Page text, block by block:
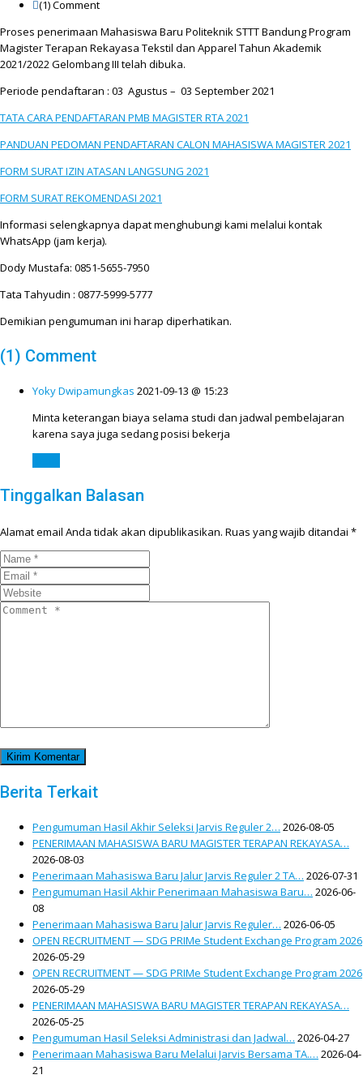
(1)Comment
Proses penerimaan Mahasiswa Baru Politeknik STTT Bandung Program
Magister Terapan Rekayasa Tekstil dan Apparel Tahun Akademik
2021/2022 Gelombang III telah dibuka.
Periode pendaftaran : 03 Agustus – 03 September 2021
TATA CARA PENDAFTARAN PMB MAGISTER RTA 2021
PANDUAN PEDOMAN PENDAFTARAN CALON MAHASISWA MAGISTER 2021
FORM SURAT IZIN ATASAN LANGSUNG 2021
FORM SURAT REKOMENDASI 2021
Informasi selengkapnya dapat menghubungi kami melalui kontak
WhatsApp (jam kerja).
Dody Mustafa: 0851-5655-7950
Tata Tahyudin : 0877-5999-5777
Demikian pengumuman ini harap diperhatikan.
(1) Comment
Yoky Dwipamungkas 2021-09-13 @ 15:23
Minta keterangan biaya selama studi dan jadwal pembelajaran
karena saya juga sedang posisi bekerja
Tinggalkan Balasan
Alamat email Anda tidak akan dipublikasikan. Ruas yang wajib ditandai *
Berita Terkait
Pengumuman Hasil Akhir Seleksi Jarvis Reguler 2… 2026-08-05
PENERIMAAN MAHASISWA BARU MAGISTER TERAPAN REKAYASA…
2026-08-03
Penerimaan Mahasiswa Baru Jalur Jarvis Reguler 2 TA… 2026-07-31
Pengumuman Hasil Akhir Penerimaan Mahasiswa Baru… 2026-06-
08
Penerimaan Mahasiswa Baru Jalur Jarvis Reguler… 2026-06-05
OPEN RECRUITMENT — SDG PRIMe Student Exchange Program 2026
2026-05-29
OPEN RECRUITMENT — SDG PRIMe Student Exchange Program 2026
2026-05-29
PENERIMAAN MAHASISWA BARU MAGISTER TERAPAN REKAYASA…
2026-05-25
Pengumuman Hasil Seleksi Administrasi dan Jadwal… 2026-04-27
Penerimaan Mahasiswa Baru Melalui Jarvis Bersama TA.… 2026-04-
21